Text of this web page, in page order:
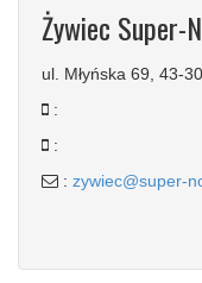
Żywiec Super-
ul. Młyńska 69, 43-
:
:
: zywiec@super-